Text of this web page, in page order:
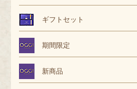
ギフトセット
期間限定
新商品